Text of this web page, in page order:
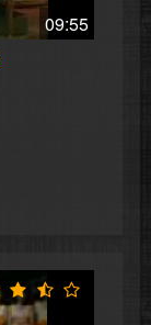
09:55